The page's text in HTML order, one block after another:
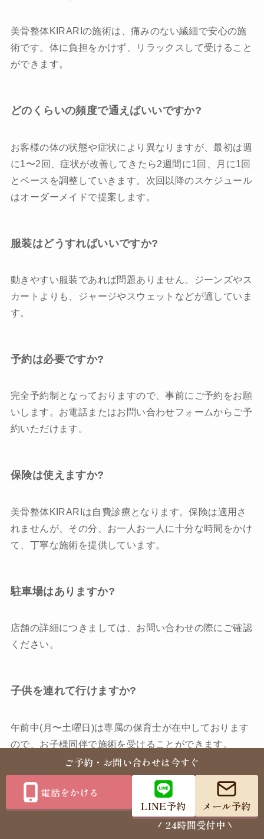
美骨整体KIRARIの施術は、痛みのない繊細で安心の施
術です。体に負担をかけず、リラックスして受けること
ができます。
どのくらいの頻度で通えばいいですか?
お客様の体の状態や症状により異なりますが、最初は週
に1〜2回、症状が改善してきたら2週間に1回、月に1回
とペースを調整していきます。次回以降のスケジュール
はオーダーメイドで提案します。
服装はどうすればいいですか?
動きやすい服装であれば問題ありません。ジーンズやス
カートよりも、ジャージやスウェットなどが適していま
す。
予約は必要ですか?
完全予約制となっておりますので、事前にご予約をお願
いします。お電話またはお問い合わせフォームからご予
約いただけます。
保険は使えますか?
美骨整体KIRARIは自費診療となります。保険は適用さ
れませんが、その分、お一人お一人に十分な時間をかけ
て、丁寧な施術を提供しています。
駐車場はありますか?
店舗の詳細につきましては、お問い合わせの際にご確認
ください。
子供を連れて行けますか?
午前中(月〜土曜日)は専属の保育士が在中しております
ので、お子様同伴で施術を受けることができます。
まとめ 継続的なケアで痛みのない生活を
ご予約・お問い合わせは今すぐ
電話をかける
LINE予約
メール予約
24時間受付中